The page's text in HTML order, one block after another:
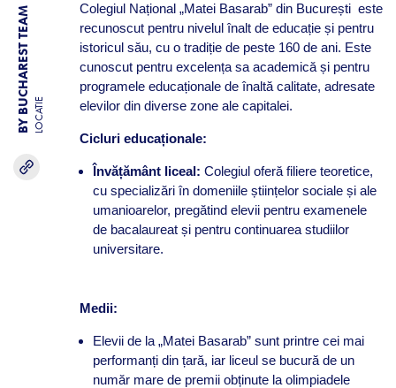
BY BUCHAREST TEAM LOCATIE
Colegiul Național „Matei Basarab” din București este
recunoscut pentru nivelul înalt de educație și pentru
istoricul său, cu o tradiție de peste 160 de ani. Este
cunoscut pentru excelența sa academică și pentru
programele educaționale de înaltă calitate, adresate
elevilor din diverse zone ale capitalei.
Cicluri educaționale:
Învățământ liceal: Colegiul oferă filiere teoretice,
cu specializări în domeniile științelor sociale și ale
umanioarelor, pregătind elevii pentru examenele
de bacalaureat și pentru continuarea studiilor
universitare.
Medii:
Elevii de la „Matei Basarab” sunt printre cei mai
performanți din țară, iar liceul se bucură de un
număr mare de premii obținute la olimpiadele